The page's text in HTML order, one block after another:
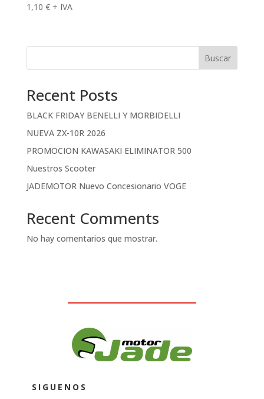
1,10 € + IVA
Buscar
Recent Posts
BLACK FRIDAY BENELLI Y MORBIDELLI
NUEVA ZX-10R 2026
PROMOCION KAWASAKI ELIMINATOR 500
Nuestros Scooter
JADEMOTOR Nuevo Concesionario VOGE
Recent Comments
No hay comentarios que mostrar.
SIGUENOS